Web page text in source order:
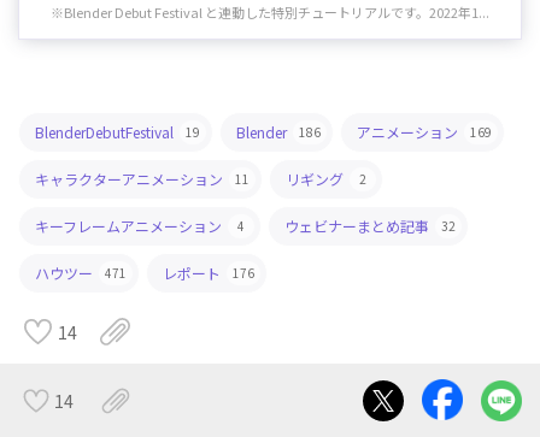
14
※Blender Debut Festival と連動した特別チュートリアルです。2022年1...
BlenderDebutFestival 19 Blender 186 アニメーション 169
キャラクターアニメーション 11 リギング 2
キーフレームアニメーション 4 ウェビナーまとめ記事 32
ハウツー 471 レポート 176
14
コメントする